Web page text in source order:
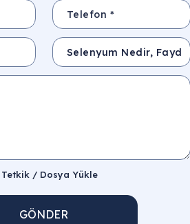
Telefon *
Konu
Tetkik / Dosya Yükle
GÖNDER